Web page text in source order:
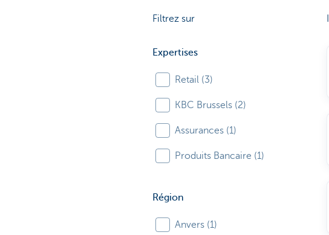
Filtrez sur
Expertises
Retail (3)
KBC Brussels (2)
Assurances (1)
Produits Bancaire (1)
Région
Anvers (1)